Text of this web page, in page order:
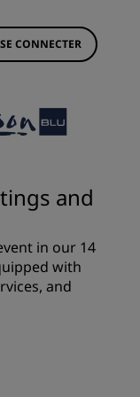
SE CONNECTER
les premiers
and
in our 14
with
and